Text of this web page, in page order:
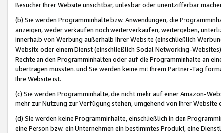
Besucher Ihrer Website unsichtbar, unlesbar oder unentzifferbar
(b) Sie werden Programminhalte bzw. Anwendungen, die
anzeigen, weder verkaufen noch weiterverkaufen, weitergeben,
innerhalb von Werbung außerhalb Ihrer Website (einschließlich
Website oder einem Dienst (einschließlich Social Networking-
Rechte an den Programminhalten oder auf die Programminhalte an
übertragen müssten, und Sie werden keine mit Ihrem Partner-Tag
Ihre Website ist.
(c) Sie werden Programminhalte, die nicht mehr auf einer Amazon-
mehr zur Nutzung zur Verfügung stehen, umgehend von Ihrer
(d) Sie werden keine Programminhalte, einschließlich in den
eine Person bzw. ein Unternehmen ein bestimmtes Produkt, eine